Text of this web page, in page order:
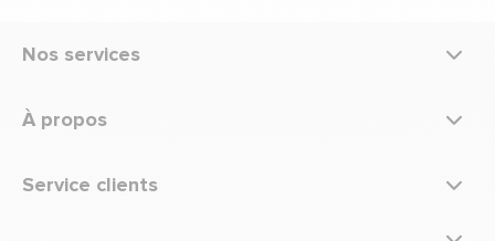
Nos services
À propos
Service clients